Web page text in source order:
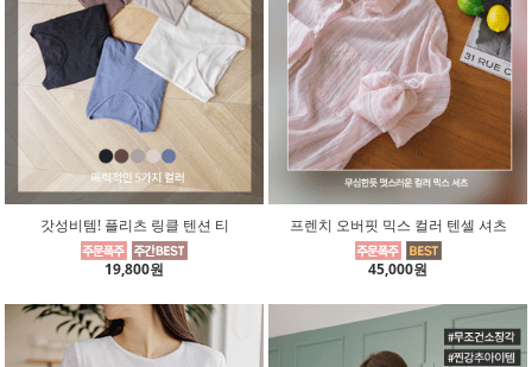
갓성비템! 플리츠 링클 텐션 티
19,800원
프렌치 오버핏 믹스 컬러 텐셀 셔츠
45,000원